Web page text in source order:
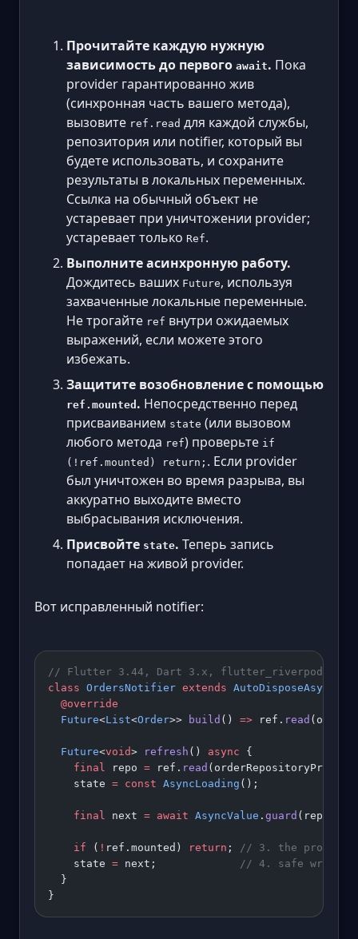
Прочитайте каждую нужную
зависимость до первого await. Пока
provider гарантированно жив
(синхронная часть вашего метода),
вызовите ref.read для каждой службы,
репозитория или notifier, который вы
будете использовать, и сохраните
результаты в локальных переменных.
Ссылка на обычный объект не
устаревает при уничтожении provider;
устаревает только Ref.
Выполните асинхронную работу.
Дождитесь ваших Future, используя
захваченные локальные переменные.
Не трогайте ref внутри ожидаемых
выражений, если можете этого
избежать.
Защитите возобновление с помощью
ref.mounted . Непосредственно перед
присваиванием state (или вызовом
любого метода ref) проверьте if
(!ref.mounted) return; . Если provider
был уничтожен во время разрыва, вы
аккуратно выходите вместо
выбрасывания исключения.
Присвойте state. Теперь запись
попадает на живой provider.
Вот исправленный notifier:
// Flutter 3.44, Dart 3.x, flutter_riverpod 3.x
class OrdersNotifier extends
  @override
  Future
<List<Order>> build () => ref. read
  Future
<void> refresh () async {
    final
repo = ref. read
    state
= const AsyncLoading ();
    final
next = await AsyncValue . guard
    if
( ! ref.mounted) return ;
// 3. the provider
    state
= next;
// 4. safe write
  }
}